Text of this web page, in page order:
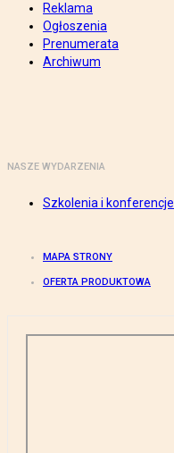
Reklama
Ogłoszenia
Prenumerata
Archiwum
NASZE WYDARZENIA
Szkolenia i konferencje
MAPA STRONY
OFERTA PRODUKTOWA